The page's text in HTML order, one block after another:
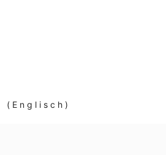
( Englisch )